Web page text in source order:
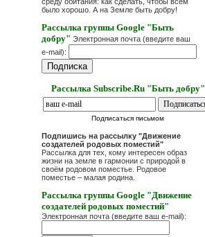
было хорошо. А на Земле быть добру!
Рассылка группы Google "Быть
добру" Электронная почта (введите ваш
e-mail):
Рассылка Subscribe.Ru "Быть добру"
Подписаться письмом
Подпишись на рассылку "Движение
создателей родовых поместий"
Рассылка для тех, кому интересен образ
жизни на земле в гармонии с природой в
своём родовом поместье. Родовое
поместье – малая родина.
Рассылка группы Google "Движение
создателей родовых поместий"
Электронная почта (введите ваш e-mail):